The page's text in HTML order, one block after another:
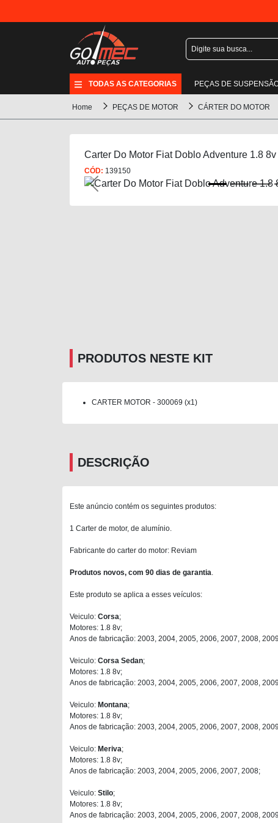
TODAS AS CATEGORIAS PEÇAS DE
Home PEÇAS DE MOTOR CÁRTER DO MOTOR
Carter Do Motor Fiat Doblo Adventure 1.8
CÓD: 139150
Previous
PRODUTOS NESTE KIT
CARTER MOTOR - 300069 (x1)
DESCRIÇÃO
Este anúncio contém os seguintes produtos:
1 Carter de motor, de alumínio.
Fabricante do carter do motor: Reviam
Produtos novos, com 90 dias de garantia
Este produto se aplica a esses veículos:
Veiculo: Corsa;
Motores: 1.8 8v;
Anos de fabricação: 2003, 2004, 2005, 2006, 2007, 2008,
Veiculo: Corsa Sedan;
Motores: 1.8 8v;
Anos de fabricação: 2003, 2004, 2005, 2006, 2007, 2008,
Veiculo: Montana;
Motores: 1.8 8v;
Anos de fabricação: 2003, 2004, 2005, 2006, 2007, 2008,
Veiculo: Meriva;
Motores: 1.8 8v;
Anos de fabricação: 2003, 2004, 2005, 2006, 2007, 2008;
Veiculo: Stilo;
Motores: 1.8 8v;
Anos de fabricação: 2003, 2004, 2005, 2006, 2007, 2008,